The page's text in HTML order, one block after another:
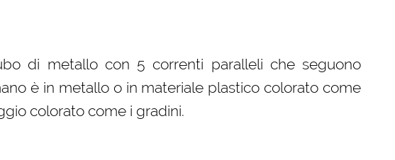
di metallo con 5 correnti paralleli che seguono
è in metallo o in materiale plastico colorato come
colorato come i gradini.